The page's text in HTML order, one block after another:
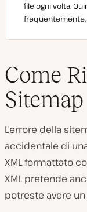
file ogni volta.
frequentemente,
Come
Sitemap
L’errore della
accidentale di
XML formattato
XML pretende
potreste avere